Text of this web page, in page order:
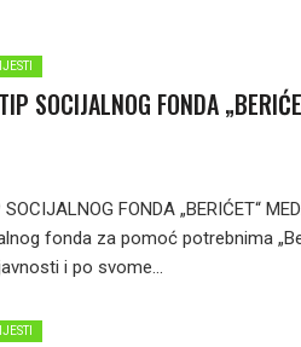
SOCIJALNOG FONDA
FONDA „BERIĆET“
fonda za pomoć potrebnima
i po svome...